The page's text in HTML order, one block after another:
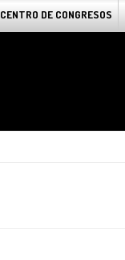
CENTRO DE CONGRESOS